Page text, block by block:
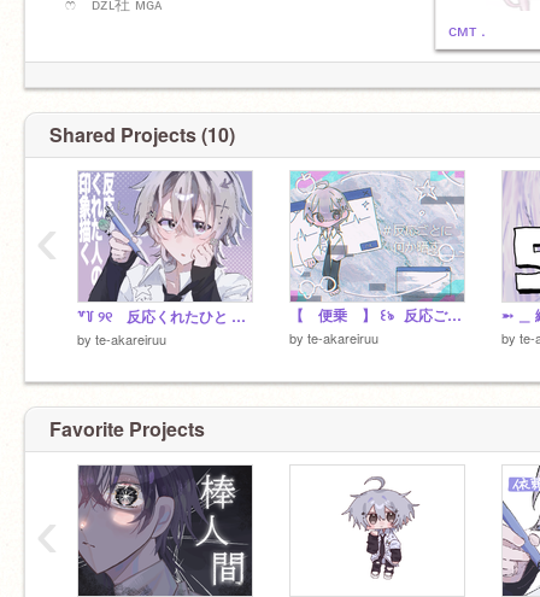
⌜ 好き ⌟ を大事に ＿
あなたの ⌜ 好き ⌟ を応援したい
✧─────── ⋆⋅ ♰ ⋅⋆ ───────✧
@_-aqua-__
#泡クラゲの星屑#きぬ縫い#りな依存症# ☽︎‪︎ ଳ *
ᴄᴍᴛ .
Shared Projects (10)
꒷꒦ ୨୧ 反応くれたひと ၈ 印象かく ୨୧ ꒦꒷
by te-akareiruu
【 便乗 】 ꒰ঌ 反応ごとに晒します .⊹
by te-akareiruu
➵ ＿
by te-
‹
Favorite Projects
‹